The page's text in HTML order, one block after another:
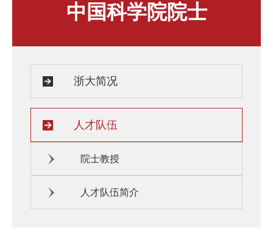
教师培训与荣誉 住房资源
服务保障
中国科学院院士
浙大简况
人才队伍
院士教授
人才队伍简介